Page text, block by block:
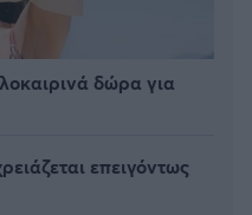
δώρα για
επειγόντως